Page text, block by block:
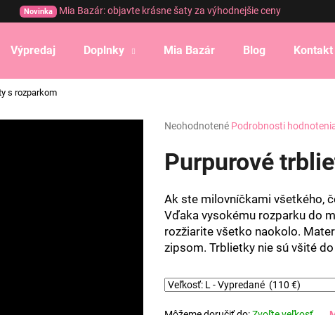
Novinka Mia Bazár: objavte krásne šaty za výhodnejšie ceny
Výpredaj Doplnky Mia Bazár Blog Kontakt
s rozparkom
Priemerné
produktu
je
5
hviezdičiek.
Neohodnotené Podrobnosti
Purpurové
Ak ste milovníčkami všetkého,
Vďaka vysokému rozparku do
rozžiarite všetko naokolo.
zipsom. Trblietky nie sú všité
Čo potrebujete nájsť?
HĽADAŤ